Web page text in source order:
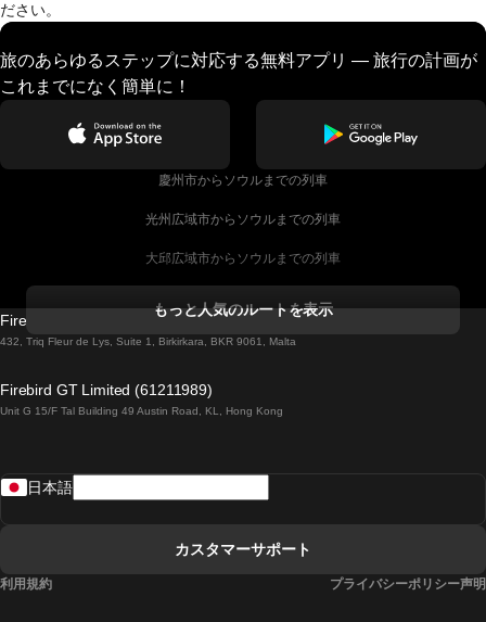
ださい。
旅のあらゆるステップに対応する無料アプリ — 旅行の計画が
これまでになく簡単に！
慶州市からソウルまでの列車
光州広域市からソウルまでの列車
大邱広域市からソウルまでの列車
ダブリンからゴールウェイまでの列車
ローマからナポリまでの列車
もっと人気のルートを表示
Firebird GT Limited (OC 1451)
432, Triq Fleur de Lys, Suite 1, Birkirkara, BKR 9061, Malta
Firebird GT Limited (61211989)
Unit G 15/F Tal Building 49 Austin Road, KL, Hong Kong
日本語
カスタマーサポート
利用規約 プライバシーポリシー声明